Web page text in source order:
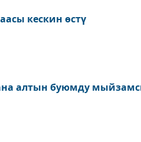
кескин өстү
алтын буюмду